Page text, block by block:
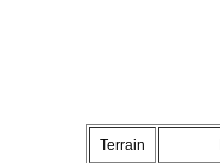
Terrain